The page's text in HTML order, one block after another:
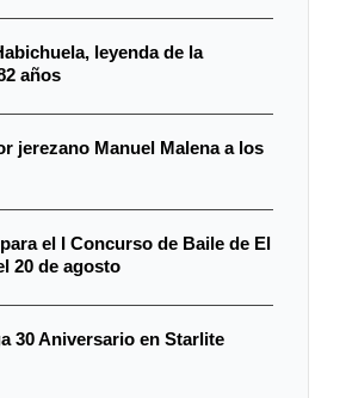
leyenda de la
años
jerezano Manuel Malena a los
el I Concurso de Baile de El
20 de agosto
30 Aniversario en Starlite